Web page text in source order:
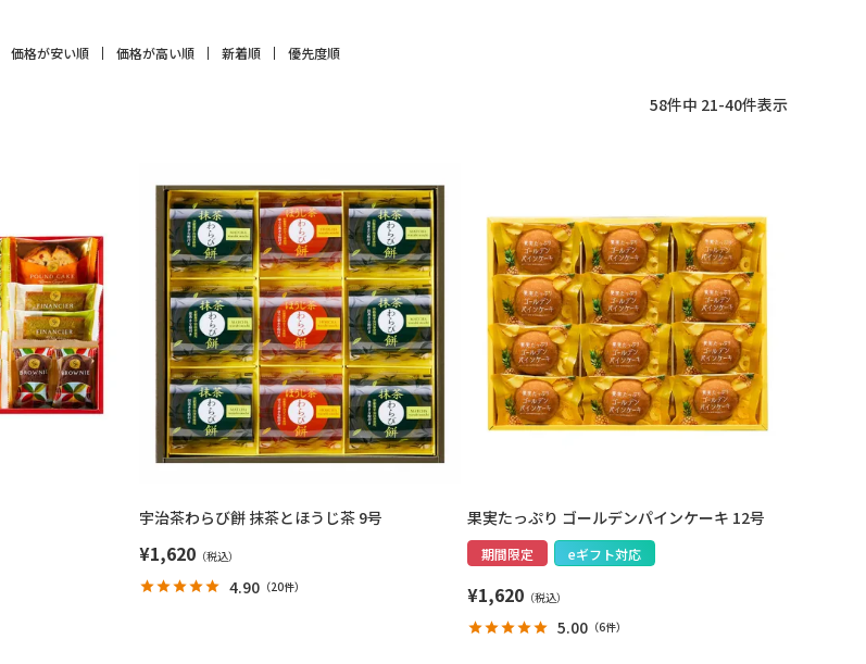
価格が安い順 価格が高い順 新着順 優先度順
58件中 21-40件表示
宇治茶わらび餅 抹茶とほうじ茶 9号
¥1,620
4.90 （20件）
果実たっぷり ゴールデンパインケーキ 12号
期間限定 eギフト対応
¥1,620
5.00（6件）